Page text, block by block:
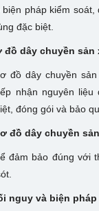
pháp kiểm soát,
đặc biệt.
đồ dây chuyền sản
đồ dây chuyền
nhận nguyên liệu
đóng gói và bảo
đồ dây chuyền
đảm bảo đúng với
nguy và biện